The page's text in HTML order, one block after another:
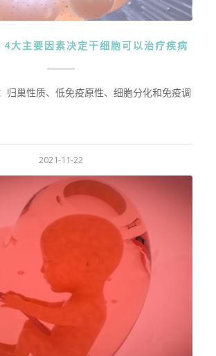
大主要因素决定干细胞可以治疗疾病
归巢性质、低免疫原性、细胞分化和免疫调
2021-11-22